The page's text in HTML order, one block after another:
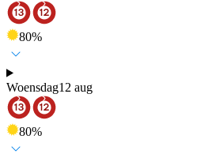
80%
Woensdag12 aug
80%